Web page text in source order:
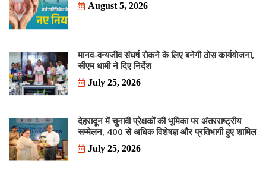
August 5, 2026
मानव-वन्यजीव संघर्ष रोकने के लिए बनेगी ठोस कार्ययोजना,
सीएम धामी ने दिए निर्देश
July 25, 2026
देहरादून में चुनावी प्रेक्षकों की भूमिका पर अंतरराष्ट्रीय
सम्मेलन, 400 से अधिक विशेषज्ञ और प्रतिभागी हुए शामिल
July 25, 2026